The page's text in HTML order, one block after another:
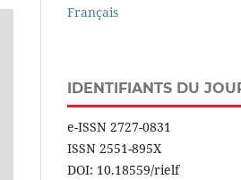
Français
IDENTIFIANTS DU
e-ISSN 2727-0831
ISSN 2551-895X
DOI: 10.18559/rielf